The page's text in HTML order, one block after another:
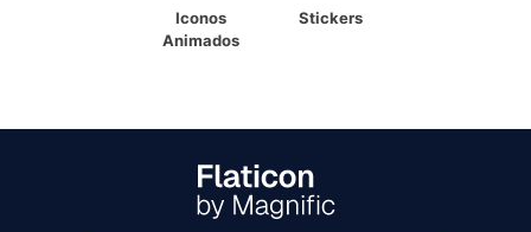
Iconos
Animados
Stickers